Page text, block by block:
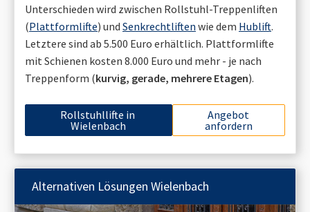
Unterschieden wird zwischen Rollstuhl-Treppenliften
(Plattformlifte) und Senkrechtliften wie dem Hublift.
Letztere sind ab 5.500 Euro erhältlich. Plattformlifte
mit Schienen kosten 8.000 Euro und mehr - je nach
Treppenform (kurvig, gerade, mehrere Etagen).
Rollstuhllifte in
Wielenbach
Angebot
anfordern
Alternativen Lösungen Wielenbach